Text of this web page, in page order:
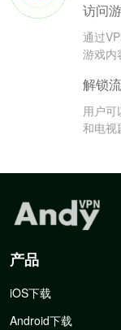
访问
通过
游戏内
解锁
用户可
和电视
产品
iOS下载
Android下载